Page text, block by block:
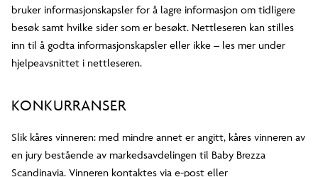
bruker informasjonskapsler for å lagre informasjon om tidligere
besøk samt hvilke sider som er besøkt. Nettleseren kan stilles
inn til å godta informasjonskapsler eller ikke – les mer under
hjelpeavsnittet i nettleseren.
KONKURRANSER
Slik kåres vinneren: med mindre annet er angitt, kåres vinneren av
en jury bestående av markedsavdelingen til Baby Brezza
Scandinavia. Vinneren kontaktes via e-post eller